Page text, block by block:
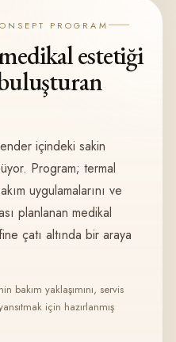
PROGRAM
estetiği
içindeki sakin
Program; termal
uygulamalarını ve
planlanan medikal
çatı altında bir araya
bakım yaklaşımını, servis
için hazırlanmış